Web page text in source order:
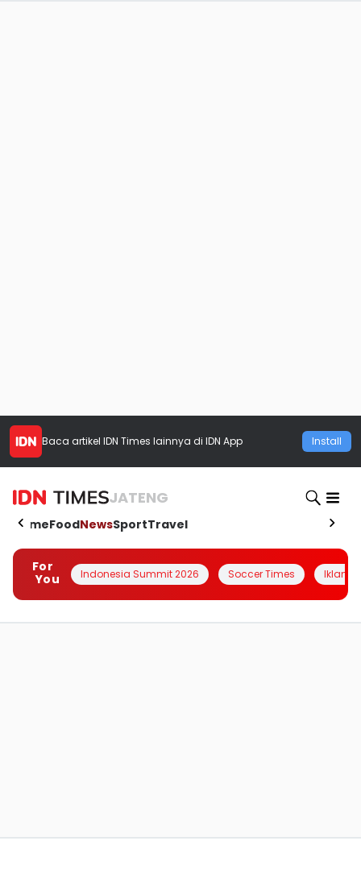
Baca artikel IDN Times lainnya di IDN App Install
JATENG
HomeFoodNewsSportTravel
For
You
Indonesia Summit 2026 Soccer Times Iklanin